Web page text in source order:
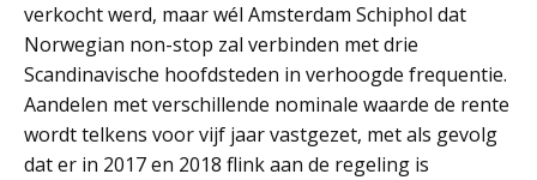
verkocht werd, maar wél Amsterdam Schiphol dat
Norwegian non-stop zal verbinden met drie
Scandinavische hoofdsteden in verhoogde frequentie.
Aandelen met verschillende nominale waarde de rente
wordt telkens voor vijf jaar vastgezet, met als gevolg
dat er in 2017 en 2018 flink aan de regeling is